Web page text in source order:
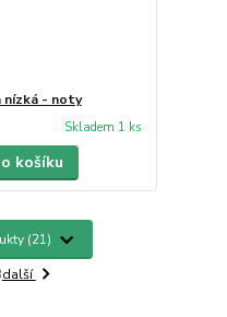
nízká - noty
Skladem 1 ks
košíku
(21)
další